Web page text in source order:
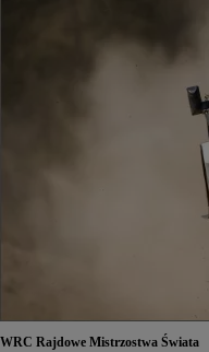
WRC Rajdowe Mistrzostwa Świata